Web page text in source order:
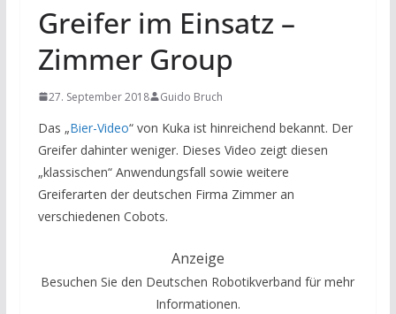
Greifer im Einsatz –
Zimmer Group
27. September 2018 Guido Bruch
Das „Bier-Video“ von Kuka ist hinreichend bekannt. Der
Greifer dahinter weniger. Dieses Video zeigt diesen
„klassischen“ Anwendungsfall sowie weitere
Greiferarten der deutschen Firma Zimmer an
verschiedenen Cobots.
Anzeige
Besuchen Sie den Deutschen Robotikverband für mehr
Informationen.